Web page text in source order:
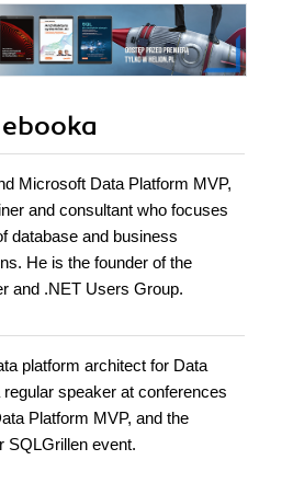
ebooka
Microsoft Data Platform MVP,
and consultant who focuses
database and business
He is the founder of the
and .NET Users Group.
platform architect for Data
speaker at conferences
Platform MVP, and the
SQLGrillen event.